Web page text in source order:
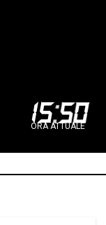
15:50
ORA ATTUALE